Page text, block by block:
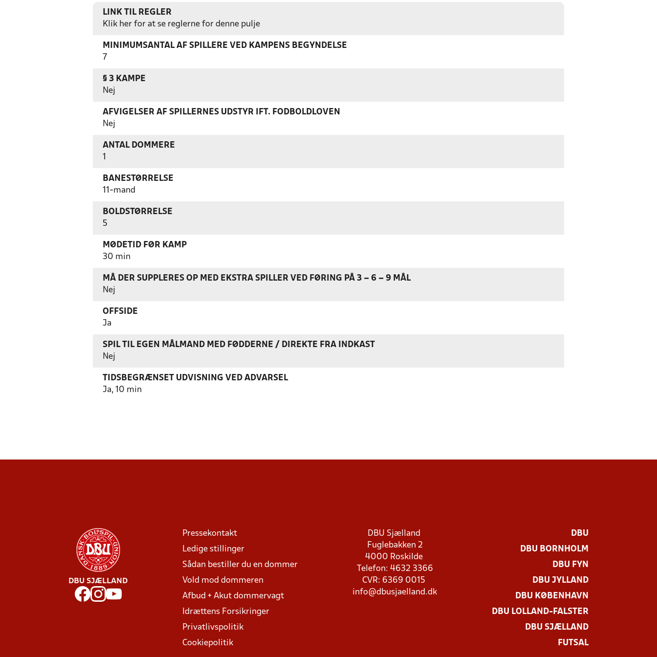
LINK TIL REGLER
Klik her for at se reglerne for denne pulje
MINIMUMSANTAL AF SPILLERE VED KAMPENS BEGYNDELSE
7
§ 3 KAMPE
Nej
AFVIGELSER AF SPILLERNES UDSTYR IFT. FODBOLDLOVEN
Nej
ANTAL DOMMERE
1
BANESTØRRELSE
11-mand
BOLDSTØRRELSE
5
MØDETID FØR KAMP
30 min
MÅ DER SUPPLERES OP MED EKSTRA SPILLER VED FØRING PÅ 3 – 6 – 9 MÅL
Nej
OFFSIDE
Ja
SPIL TIL EGEN MÅLMAND MED FØDDERNE / DIREKTE FRA INDKAST
Nej
TIDSBEGRÆNSET UDVISNING VED ADVARSEL
Ja, 10 min
DBU SJÆLLAND
Pressekontakt
Ledige stillinger
Sådan bestiller du en dommer
Vold mod dommeren
Afbud + Akut dommervagt
Idrættens Forsikringer
Privatlivspolitik
Cookiepolitik
DBU Sjælland
Fuglebakken 2
4000 Roskilde
Telefon: 4632 3366
CVR: 6369 0015
info@dbusjaelland.dk
DBU
DBU BORNHOLM
DBU FYN
DBU JYLLAND
DBU KØBENHAVN
DBU LOLLAND-FALSTER
DBU SJÆLLAND
FUTSAL